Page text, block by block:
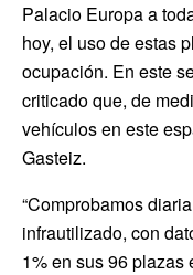
Palacio Europa a
hoy, el uso de estas
ocupación. En este
criticado que, de
vehículos en este
Gasteiz.
“Comprobamos
infrautilizado, con
1% en sus 96 plazas